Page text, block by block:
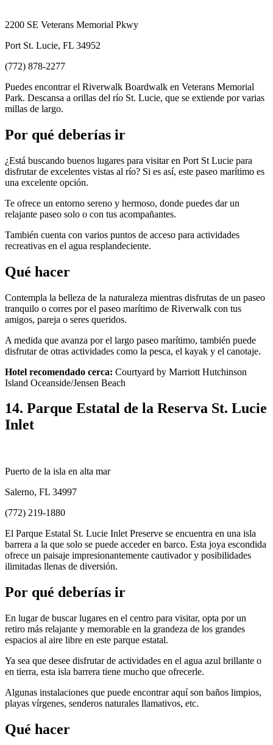
2200 SE Veterans Memorial Pkwy
Port St. Lucie, FL 34952
(772) 878-2277
Puedes encontrar el Riverwalk Boardwalk en Veterans Memorial
Park. Descansa a orillas del río St. Lucie, que se extiende por varias
millas de largo.
Por qué deberías ir
¿Está buscando buenos lugares para visitar en Port St Lucie para
disfrutar de excelentes vistas al río? Si es así, este paseo marítimo es
una excelente opción.
Te ofrece un entorno sereno y hermoso, donde puedes dar un
relajante paseo solo o con tus acompañantes.
También cuenta con varios puntos de acceso para actividades
recreativas en el agua resplandeciente.
Qué hacer
Contempla la belleza de la naturaleza mientras disfrutas de un paseo
tranquilo o corres por el paseo marítimo de Riverwalk con tus
amigos, pareja o seres queridos.
A medida que avanza por el largo paseo marítimo, también puede
disfrutar de otras actividades como la pesca, el kayak y el canotaje.
Hotel recomendado cerca: Courtyard by Marriott Hutchinson
Island Oceanside/Jensen Beach
14. Parque Estatal de la Reserva St. Lucie
Inlet
Puerto de la isla en alta mar
Salerno, FL 34997
(772) 219-1880
El Parque Estatal St. Lucie Inlet Preserve se encuentra en una isla
barrera a la que solo se puede acceder en barco. Esta joya escondida
ofrece un paisaje impresionantemente cautivador y posibilidades
ilimitadas llenas de diversión.
Por qué deberías ir
En lugar de buscar lugares en el centro para visitar, opta por un
retiro más relajante y memorable en la grandeza de los grandes
espacios al aire libre en este parque estatal.
Ya sea que desee disfrutar de actividades en el agua azul brillante o
en tierra, esta isla barrera tiene mucho que ofrecerle.
Algunas instalaciones que puede encontrar aquí son baños limpios,
playas vírgenes, senderos naturales llamativos, etc.
Qué hacer